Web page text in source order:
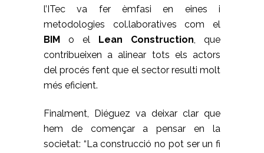
l’ITec va fer èmfasi en eines i
metodologies col.laboratives com el
BIM o el Lean Construction, que
contribueixen a alinear tots els actors
del procés fent que el sector resulti molt
més eficient.
Finalment, Diéguez va deixar clar que
hem de començar a pensar en la
societat: “La construcció no pot ser un fi